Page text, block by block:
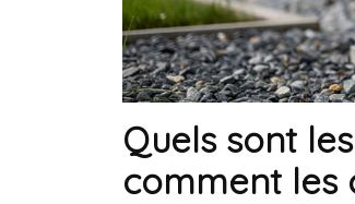
Quels sont
comment les